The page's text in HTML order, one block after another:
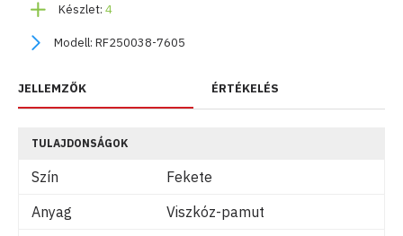
Készlet: 4
Modell: RF250038-7605
JELLEMZŐK ÉRTÉKELÉS
TULAJDONSÁGOK
Szín
Fekete
Anyag
Viszkóz-pamut